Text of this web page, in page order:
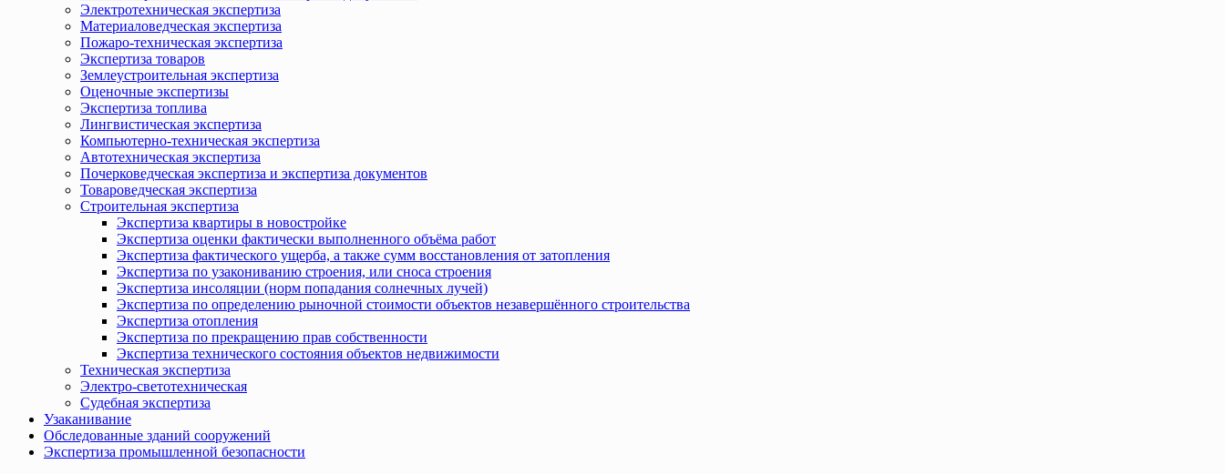
Электротехническая экспертиза
Материаловедческая экспертиза
Пожаро-техническая экспертиза
Экспертиза товаров
Землеустроительная экспертиза
Оценочные экспертизы
Экспертиза топлива
Лингвистическая экспертиза
Компьютерно-техническая экспертиза
Автотехническая экспертиза
Почерковедческая экспертиза и экспертиза документов
Товароведческая экспертиза
Строительная экспертиза
Экспертиза квартиры в новостройке
Экспертиза оценки фактически выполненного объёма работ
Экспертиза фактического ущерба, а также сумм восстановления от затопления
Экспертиза по узакониванию строения, или сноса строения
Экспертиза инсоляции (норм попадания солнечных лучей)
Экспертиза по определению рыночной стоимости объектов незавершённого строительства
Экспертиза отопления
Экспертиза по прекращению прав собственности
Экспертиза технического состояния объектов недвижимости
Техническая экспертиза
Электро-светотехническая
Судебная экспертиза
Узаканивание
Обследованные зданий сооружений
Экспертиза промышленной безопасности